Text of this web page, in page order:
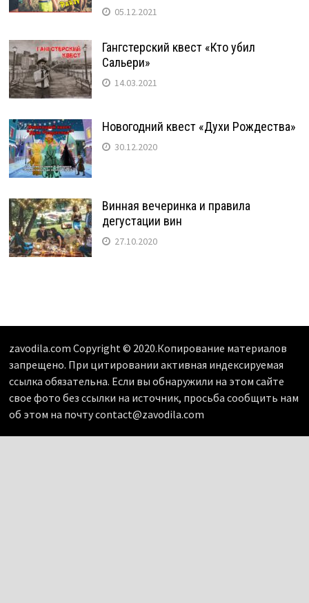
05.12.2021
Гангстерский квест «Кто убил
Сальери»
14.03.2021
Новогодний квест «Духи Рождества»
30.12.2020
Винная вечеринка и правила
дегустации вин
27.10.2020
zavodila.com Copyright © 2020.Копирование материалов
запрещено. При цитировании активная индексируемая
ссылка обязательна. Если вы обнаружили на этом сайте
свое фото без ссылки на источник, просьба сообщить нам
об этом на почту contact@zavodila.com